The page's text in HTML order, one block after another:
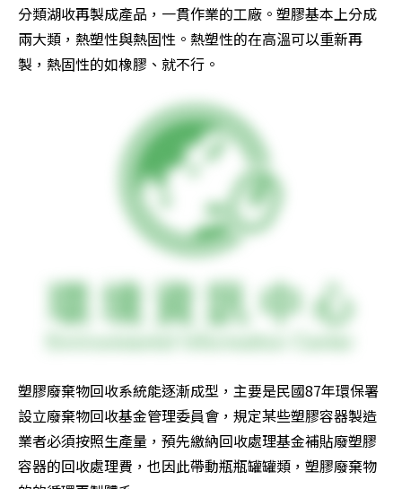
分類湖收再製成產品，一貫作業的工廠。塑膠基本上分成
兩大類，熱塑性與熱固性。熱塑性的在高溫可以重新再
製，熱固性的如橡膠、就不行。
塑膠廢棄物回收系統能逐漸成型，主要是民國87年環保署
設立廢棄物回收基金管理委員會，規定某些塑膠容器製造
業者必須按照生產量，預先繳納回收處理基金補貼廢塑膠
容器的回收處理費，也因此帶動瓶瓶罐罐類，塑膠廢棄物